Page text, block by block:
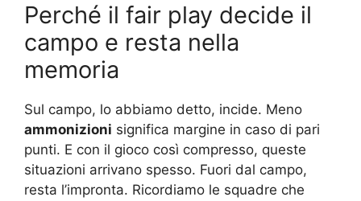
Perché il fair play decide il
campo e resta nella
memoria
Sul campo, lo abbiamo detto, incide. Meno
ammonizioni significa margine in caso di pari
punti. E con il gioco così compresso, queste
situazioni arrivano spesso. Fuori dal campo,
resta l’impronta. Ricordiamo le squadre che